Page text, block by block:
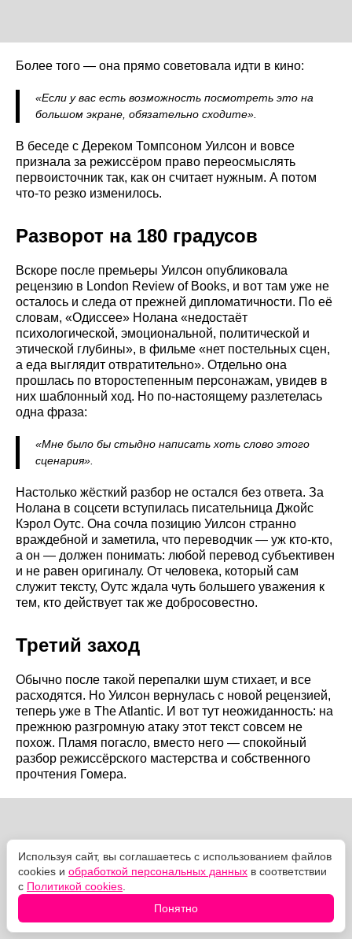
Более того — она прямо советовала идти в кино:
«Если у вас есть возможность посмотреть это на
большом экране, обязательно сходите».
В беседе с Дереком Томпсоном Уилсон и вовсе
признала за режиссёром право переосмыслять
первоисточник так, как он считает нужным. А потом
что-то резко изменилось.
Разворот на 180 градусов
Вскоре после премьеры Уилсон опубликовала
рецензию в London Review of Books, и вот там уже не
осталось и следа от прежней дипломатичности. По её
словам, «Одиссее» Нолана «недостаёт
психологической, эмоциональной, политической и
этической глубины», в фильме «нет постельных сцен,
а еда выглядит отвратительно». Отдельно она
прошлась по второстепенным персонажам, увидев в
них шаблонный ход. Но по-настоящему разлетелась
одна фраза:
«Мне было бы стыдно написать хоть слово этого
сценария».
Настолько жёсткий разбор не остался без ответа. За
Нолана в соцсети вступилась писательница Джойс
Кэрол Оутс. Она сочла позицию Уилсон странно
враждебной и заметила, что переводчик — уж кто-кто,
а он — должен понимать: любой перевод субъективен
и не равен оригиналу. От человека, который сам
служит тексту, Оутс ждала чуть большего уважения к
тем, кто действует так же добросовестно.
Третий заход
Обычно после такой перепалки шум стихает, и все
расходятся. Но Уилсон вернулась с новой рецензией,
теперь уже в The Atlantic. И вот тут неожиданность: на
прежнюю разгромную атаку этот текст совсем не
похож. Пламя погасло, вместо него — спокойный
разбор режиссёрского мастерства и собственного
прочтения Гомера.
Используя сайт, вы соглашаетесь с использованием файлов
cookies и обработкой персональных данных в соответствии
с Политикой cookies
Понятно